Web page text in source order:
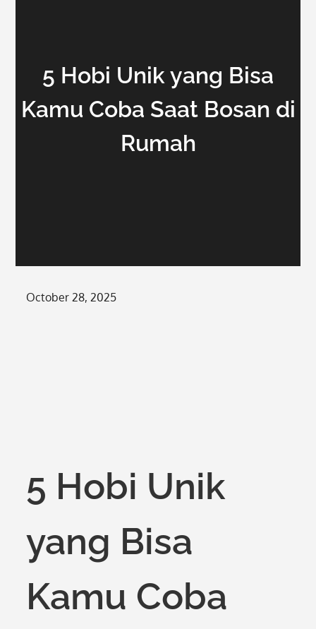
5 Hobi Unik yang Bisa
Kamu Coba Saat Bosan di
Rumah
Posted
October 28, 2025
5 Hobi Unik
yang Bisa
Kamu Coba